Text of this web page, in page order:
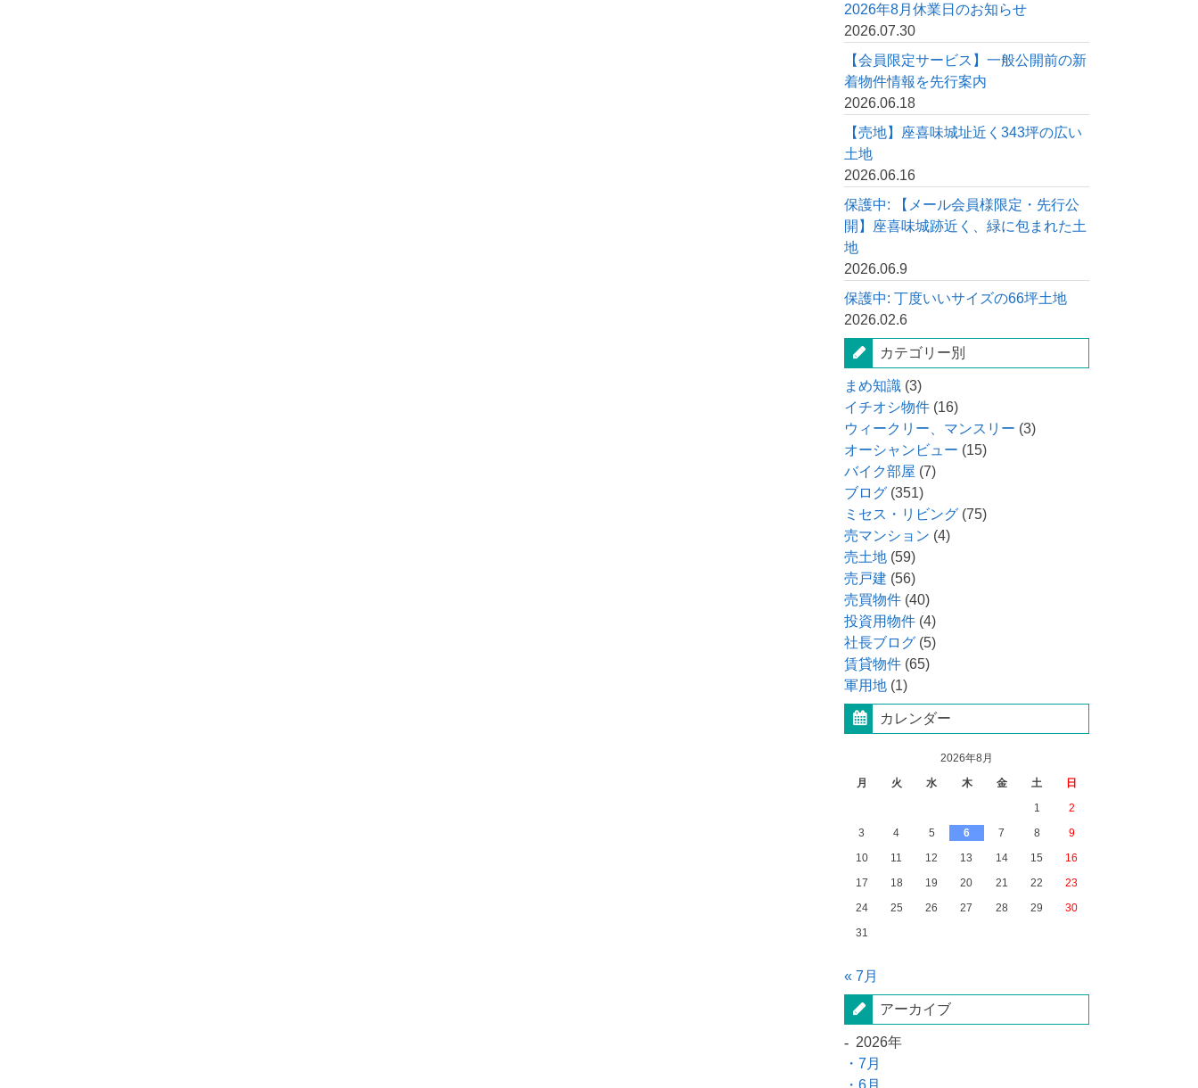
2026年8月休業日のお知らせ
2026.07.30
【会員限定サービス】一般公開前の新
着物件情報を先行案内
2026.06.18
【売地】座喜味城址近く343坪の広い
土地
2026.06.16
保護中: 【メール会員様限定・先行公
開】座喜味城跡近く、緑に包まれた土
地
2026.06.9
保護中: 丁度いいサイズの66坪土地
2026.02.6
カテゴリー別
まめ知識 (3)
イチオシ物件 (16)
ウィークリー、マンスリー (3)
オーシャンビュー (15)
バイク部屋 (7)
ブログ (351)
ミセス・リビング (75)
売マンション (4)
売土地 (59)
売戸建 (56)
売買物件 (40)
投資用物件 (4)
社長ブログ (5)
賃貸物件 (65)
軍用地 (1)
カレンダー
2026年8月
月
火 水 木 金 土
日
1
2
3
4 5 6 7 8
9
10
11 12 13 14 15
16
17
18 19 20 21 22
23
24
25 26 27 28 29
30
31
« 7月
アーカイブ
2026年
7月
6月